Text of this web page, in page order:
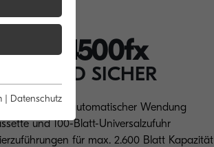
MA4500fx
UND SICHER
mit automatischer Wendung
und 100-Blatt-Universalzufuhr
für max. 2.600 Blatt Kapazität
| Datenschutz